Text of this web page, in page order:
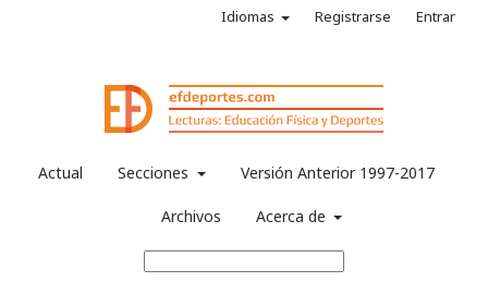
Actual Secciones Versión Anterior 1997-2017
Archivos Acerca de
Idiomas Registrarse Entrar